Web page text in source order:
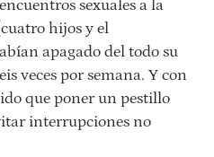
sexuales a la
hijos y el
apagado del todo su
veces por semana. Y con
que poner un pestillo
interrupciones no